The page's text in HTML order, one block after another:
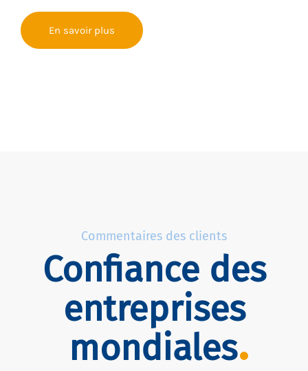
En savoir plus
Commentaires des clients
Confiance des
entreprises
mondiales